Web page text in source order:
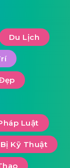
Du Lịch
Luật
Kỹ Thuật